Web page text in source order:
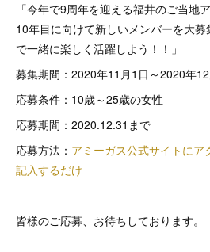
「今年で9周年を迎える福井のご当地
10年目に向けて新しいメンバーを大
で一緒に楽しく活躍しよう！！」
募集期間：2020年11月1日～2020年
応募条件：10歳～25歳の女性
応募期間：2020.12.31まで
応募方法： アミーガス公式サイトに
記入するだけ
皆様のご応募、お待ちしております。